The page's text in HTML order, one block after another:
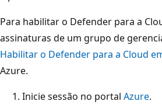
Para habilitar o Defender para a
assinaturas de um grupo de
Habilitar o Defender para a Cloud
Azure.
Inicie sessão no portal Azure.